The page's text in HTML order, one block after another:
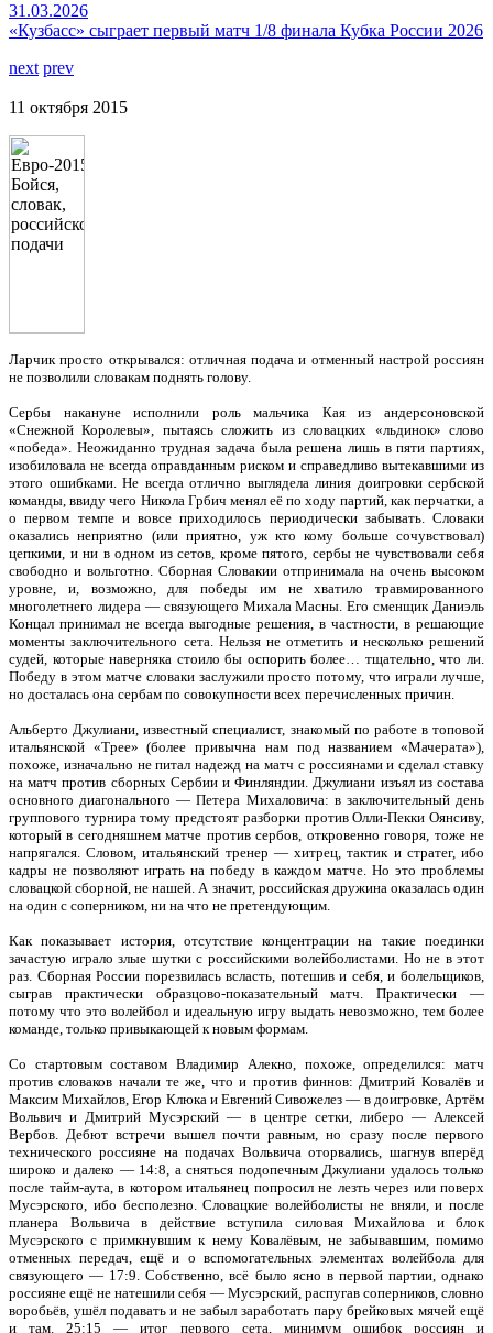
31.03.2026
«Кузбасс» сыграет первый матч 1/8 финала Кубка России 2026
next prev
11 октября 2015
Ларчик просто открывался: отличная подача и отменный настрой россиян
не позволили словакам поднять голову.
Сербы накануне исполнили роль мальчика Кая из андерсоновской
«Снежной Королевы», пытаясь сложить из словацких «льдинок» слово
«победа». Неожиданно трудная задача была решена лишь в пяти партиях,
изобиловала не всегда оправданным риском и справедливо вытекавшими из
этого ошибками. Не всегда отлично выглядела линия доигровки сербской
команды, ввиду чего Никола Грбич менял её по ходу партий, как перчатки, а
о первом темпе и вовсе приходилось периодически забывать. Словаки
оказались неприятно (или приятно, уж кто кому больше сочувствовал)
цепкими, и ни в одном из сетов, кроме пятого, сербы не чувствовали себя
свободно и вольготно. Сборная Словакии отпринимала на очень высоком
уровне, и, возможно, для победы им не хватило травмированного
многолетнего лидера — связующего Михала Масны. Его сменщик Даниэль
Концал принимал не всегда выгодные решения, в частности, в решающие
моменты заключительного сета. Нельзя не отметить и несколько решений
судей, которые наверняка стоило бы оспорить более… тщательно, что ли.
Победу в этом матче словаки заслужили просто потому, что играли лучше,
но досталась она сербам по совокупности всех перечисленных причин.
Альберто Джулиани, известный специалист, знакомый по работе в топовой
итальянской «Трее» (более привычна нам под названием «Мачерата»),
похоже, изначально не питал надежд на матч с россиянами и сделал ставку
на матч против сборных Сербии и Финляндии. Джулиани изъял из состава
основного диагонального — Петера Михаловича: в заключительный день
группового турнира тому предстоят разборки против Олли-Пекки Оянсиву,
который в сегодняшнем матче против сербов, откровенно говоря, тоже не
напрягался. Словом, итальянский тренер — хитрец, тактик и стратег, ибо
кадры не позволяют играть на победу в каждом матче. Но это проблемы
словацкой сборной, не нашей. А значит, российская дружина оказалась один
на один с соперником, ни на что не претендующим.
Как показывает история, отсутствие концентрации на такие поединки
зачастую играло злые шутки с российскими волейболистами. Но не в этот
раз. Сборная России порезвилась всласть, потешив и себя, и болельщиков,
сыграв практически образцово-показательный матч. Практически —
потому что это волейбол и идеальную игру выдать невозможно, тем более
команде, только привыкающей к новым формам.
Со стартовым составом Владимир Алекно, похоже, определился: матч
против словаков начали те же, что и против финнов: Дмитрий Ковалёв и
Максим Михайлов, Егор Клюка и Евгений Сивожелез — в доигровке, Артём
Вольвич и Дмитрий Мусэрский — в центре сетки, либеро — Алексей
Вербов. Дебют встречи вышел почти равным, но сразу после первого
технического россияне на подачах Вольвича оторвались, шагнув вперёд
широко и далеко — 14:8, а сняться подопечным Джулиани удалось только
после тайм-аута, в котором итальянец попросил не лезть через или поверх
Мусэрского, ибо бесполезно. Словацкие волейболисты не вняли, и после
планера Вольвича в действие вступила силовая Михайлова и блок
Мусэрского с примкнувшим к нему Ковалёвым, не забывавшим, помимо
отменных передач, ещё и о вспомогательных элементах волейбола для
связующего — 17:9. Собственно, всё было ясно в первой партии, однако
россияне ещё не натешили себя — Мусэрский, распугав соперников, словно
воробьёв, ушёл подавать и не забыл заработать пару брейковых мячей ещё
и там. 25:15 — итог первого сета, минимум ошибок россиян и